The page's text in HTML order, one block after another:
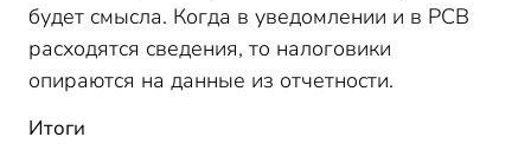
будет смысла. Когда в уведомлении и в РСВ
расходятся сведения, то налоговики
опираются на данные из отчетности.
Итоги